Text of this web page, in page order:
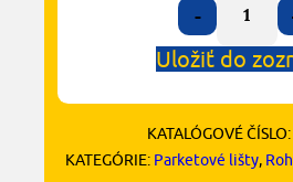
-
Uložiť do
KATALÓGOVÉ ČÍSLO:
KATEGÓRIE: Parketové lišty,